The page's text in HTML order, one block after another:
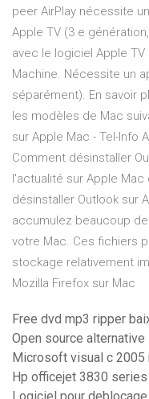
peer AirPlay nécessite
Apple TV (3 e
avec le logiciel Apple
Machine. Nécessite un
séparément). En savoir
les modèles de Mac
sur Apple Mac - Tel-Info
Comment désinstaller
l'actualité sur Apple
désinstaller Outlook sur
accumulez beaucoup
votre Mac. Ces fichiers
stockage relativement
Mozilla Firefox sur Mac
Free dvd mp3 ripper
Open source
Microsoft visual c
Hp officejet 3830